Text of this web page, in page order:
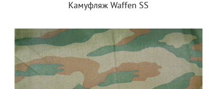
Камуфляж Waffen SS